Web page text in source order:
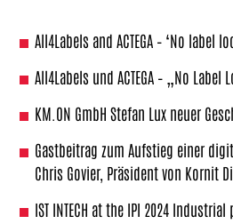
All4Labels and ACTEGA – ‘No label
All4Labels und ACTEGA – „No
KM.ON GmbH Stefan Lux neuer
Gastbeitrag zum Aufstieg einer
Chris Govier, Präsident von Kornit
IST INTECH at the IPI 2024